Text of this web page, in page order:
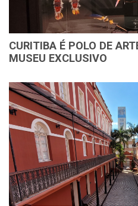
CURITIBA É POLO DE
MUSEU EXCLUSIVO